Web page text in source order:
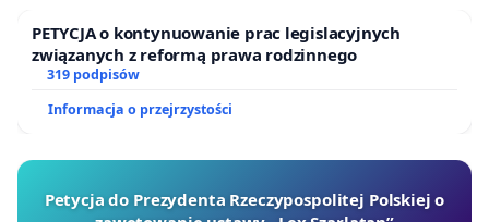
👉 chcemy lepszego cateringu,
👉 chcemy jakości, a nie bylejakości,
👉 chcemy, by głos rodziców miał znaczenie,
Razem mamy realny wpływ.
PETYCJA o kontynuowanie prac legislacyjnych
związanych z reformą prawa rodzinnego
319 podpisów
Informacja o przejrzystości
Petycja do Prezydenta Rzeczypospolitej Polskiej o